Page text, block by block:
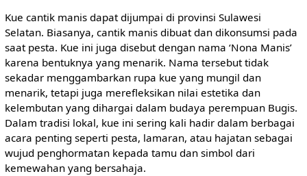
Kue cantik manis dapat dijumpai di provinsi Sulawesi
Selatan. Biasanya, cantik manis dibuat dan dikonsumsi pada
saat pesta. Kue ini juga disebut dengan nama ‘Nona Manis’
karena bentuknya yang menarik. Nama tersebut tidak
sekadar menggambarkan rupa kue yang mungil dan
menarik, tetapi juga merefleksikan nilai estetika dan
kelembutan yang dihargai dalam budaya perempuan Bugis.
Dalam tradisi lokal, kue ini sering kali hadir dalam berbagai
acara penting seperti pesta, lamaran, atau hajatan sebagai
wujud penghormatan kepada tamu dan simbol dari
kemewahan yang bersahaja.